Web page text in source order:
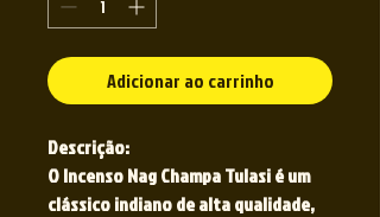
Adicionar ao carrinho
Descrição:
O Incenso Nag Champa Tulasi é um
clássico indiano de alta qualidade,